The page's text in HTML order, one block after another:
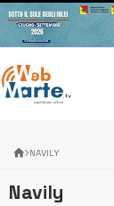
NAVILY
Navily